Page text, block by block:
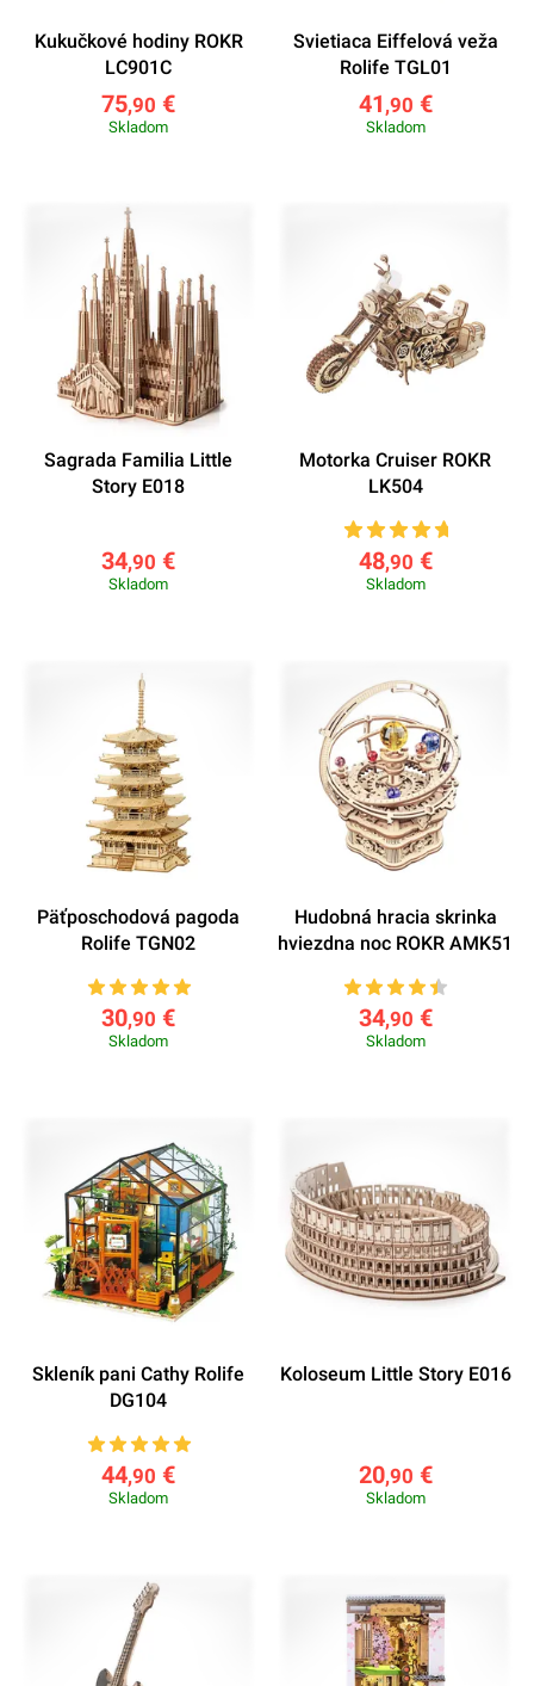
Kukučkové hodiny ROKR
LC901C
75,90 €
Skladom
Svietiaca Eiffelová veža
Rolife TGL01
41 ,90 €
Skladom
Sagrada Familia Little
Story E018
34,90 €
Skladom
Motorka Cruiser ROKR
LK504
48,90 €
Skladom
Päťposchodová pagoda
Rolife TGN02
30,90 €
Skladom
Hudobná hracia skrinka
hviezdna noc ROKR AMK51
34,90 €
Skladom
Skleník pani Cathy Rolife
DG104
44,90 €
Skladom
Koloseum Little Story E016
20,90 €
Skladom